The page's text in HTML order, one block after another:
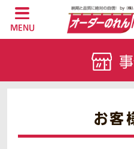
MENU
お客